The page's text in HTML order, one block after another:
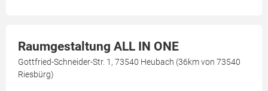
Raumgestaltung ALL IN ONE
Gottfried-Schneider-Str. 1, 73540 Heubach (36km von 73540
Riesbürg)